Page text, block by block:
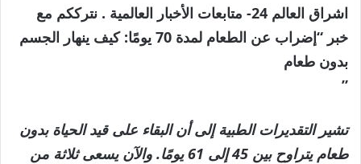
اشراق العالم 24- متابعات الأخبار العالمية . نترككم مع
خبر “إضراب عن الطعام لمدة 70 يومًا: كيف ينهار الجسم
بدون طعام
”
تشير التقديرات الطبية إلى أن البقاء على قيد الحياة بدون
طعام يتراوح بين 45 إلى 61 يومًا. والآن يسعى ثلاثة من